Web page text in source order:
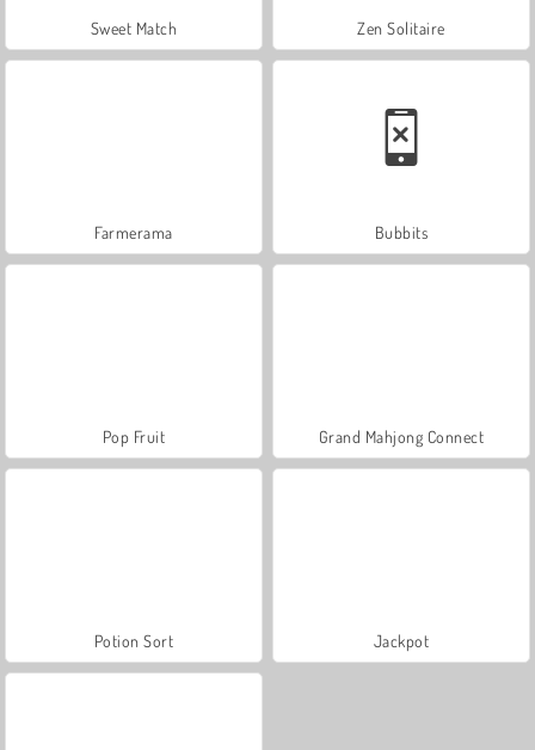
Sweet Match Zen Solitaire
Farmerama Bubbits
Pop Fruit Grand Mahjong Connect
Potion Sort Jackpot